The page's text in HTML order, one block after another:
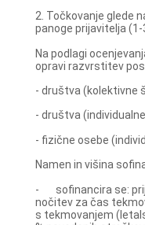
2. Točkovanje glede
panoge prijavitelja
Na podlagi
opravi razvrstitev
- društva (kolektivne
- društva
- fizične osebe
Namen in višina
- sofinancira se:
nočitev za čas
s tekmovanjem